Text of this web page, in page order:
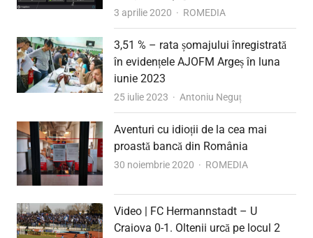
3 aprilie 2020 Author
ROMEDIA
3,51 % – rata șomajului înregistrată
în evidențele AJOFM Argeș în luna
iunie 2023
25 iulie 2023 Author
Antoniu Neguț
Aventuri cu idioții de la cea mai
proastă bancă din România
30 noiembrie 2020 Author
ROMEDIA
Video | FC Hermannstadt – U
Craiova 0-1. Oltenii urcă pe locul 2